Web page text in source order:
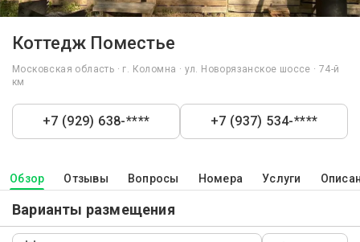
Коттедж Поместье
Московская область · г. Коломна · ул. Новорязанское шоссе · 74-й
км
+7 (929) 638-**** +7 (937) 534-****
Обзор Отзывы Вопросы Номера Услуги
Варианты размещения